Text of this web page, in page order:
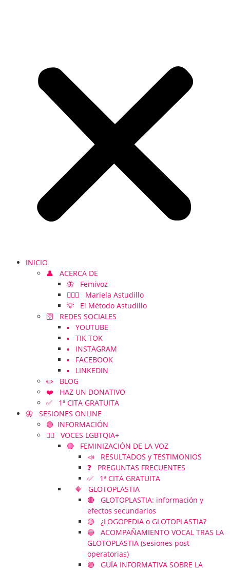
INICIO
👤 ACERCA DE
🦋 Femivoz
👱🏻‍♀️ Mariela Astudillo
💡 El Método Astudillo
🛜 REDES SOCIALES
▪️ YOUTUBE
▪️ TIK TOK
▪️ INSTAGRAM
▪️ FACEBOOK
▪️ LINKEDIN
✏️ BLOG
❤️ HAZ UN DONATIVO
✅ 1ª CITA GRATUITA
🦋 SESIONES ONLINE
🟢 INFORMACIÓN
🏳️‍🌈 VOCES LGBTQIA+
🔴 FEMINIZACIÓN DE LA VOZ
📣 RESULTADOS y TESTIMONIOS
❓ PREGUNTAS FRECUENTES
✅ 1ª CITA GRATUITA
🔶 GLOTOPLASTIA
🔴 GLOTOPLASTIA: información y
efectos secundarios
🟡 ¿LOGOPEDIA o GLOTOPLASTIA?
🔵 ACOMPAÑAMIENTO VOCAL TRAS LA
GLOTOPLASTIA (sesiones post
operatorias)
🟣 GUÍA INFORMATIVA SOBRE LA